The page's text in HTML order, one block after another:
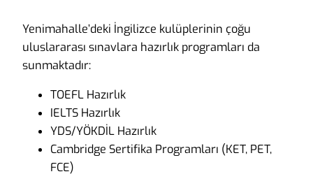
Yenimahalle’deki İngilizce kulüplerinin çoğu
uluslararası sınavlara hazırlık programları da
sunmaktadır:
TOEFL Hazırlık
IELTS Hazırlık
YDS/YÖKDİL Hazırlık
Cambridge Sertifika Programları (KET, PET,
FCE)